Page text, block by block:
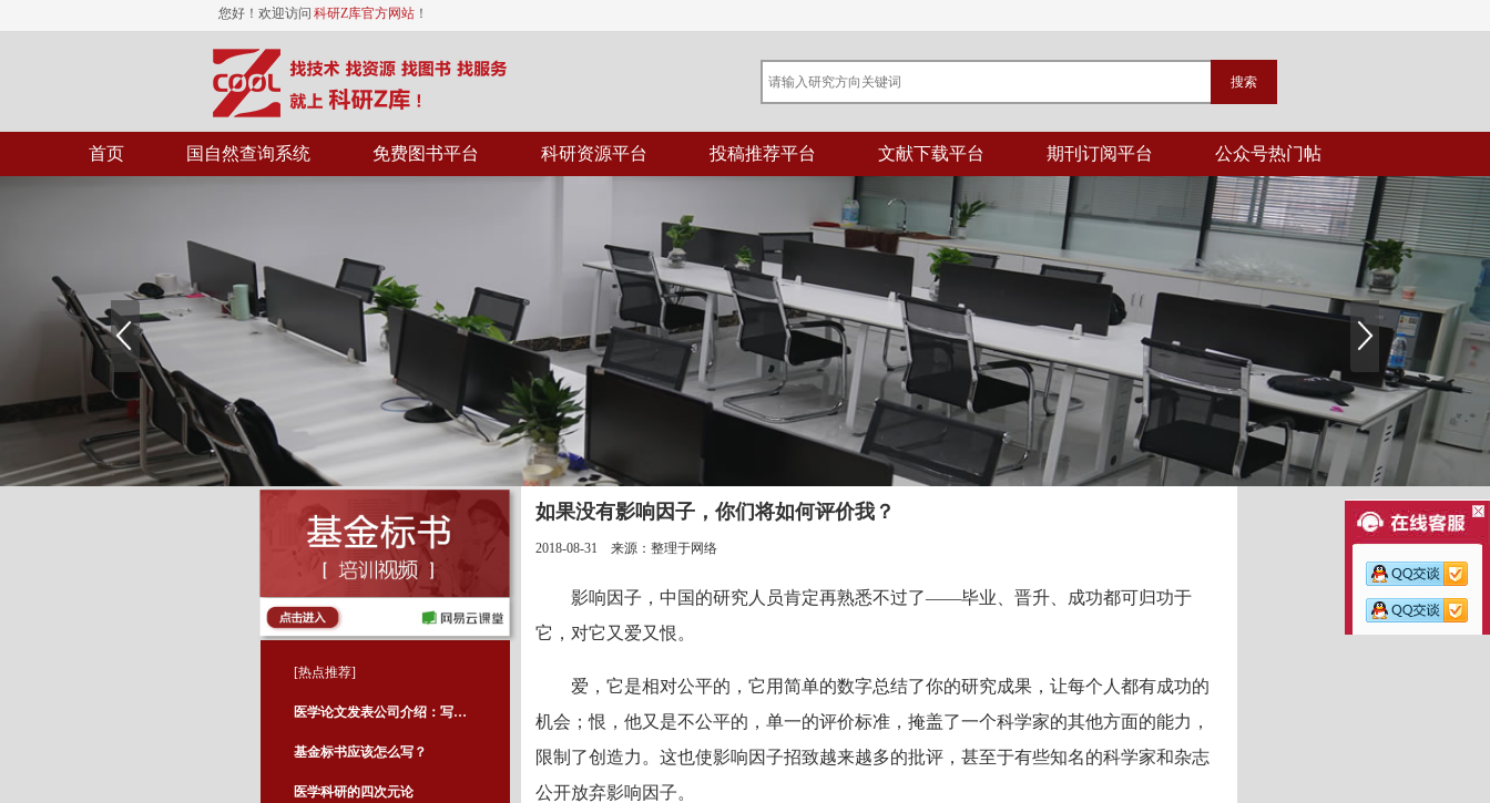
您好！欢迎访问 科研Z库官方网站 ！
首页 国自然查询系统 免费图书平台 科研资源平台 投稿推荐平台 文献下载平台 期刊订阅平台 公众号热门帖
[热点推荐]
医学论文发表公司介绍：写医学论文要注意什么
基金标书应该怎么写？
医学科研的四次元论
如果没有影响因子，你们将如何评价我？
2018-08-31 来源：整理于网络
影响因子，中国的研究人员肯定再熟悉不过了——毕业、晋升、成功都可归功于
它，对它又爱又恨。
爱，它是相对公平的，它用简单的数字总结了你的研究成果，让每个人都有成功的
机会；恨，他又是不公平的，单一的评价标准，掩盖了一个科学家的其他方面的能力，
限制了创造力。这也使影响因子招致越来越多的批评，甚至于有些知名的科学家和杂志
公开放弃影响因子。